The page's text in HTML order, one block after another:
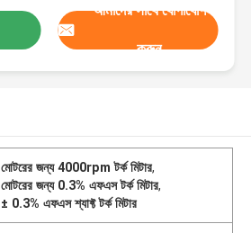
আমাদের সাথে যোগাযোগ
করুন
মোটরের জন্য 4000rpm টর্ক মিটার,
মোটরের জন্য 0.3% এফএস টর্ক মিটার,
± 0.3% এফএস শ্যাফ্ট টর্ক মিটার